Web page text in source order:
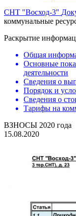
СНТ "Восход-3"
коммунальные
Раскрытие
Общая
Основные
деятельности
Сведения о
Порядок и
Сведения о
Тарифы на
ВЗНОСЫ 2020 года
15.08.2020